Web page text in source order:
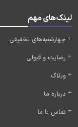
لینک‌های مهم
چهارشنبه‌های تخفیفی
رضایت و قبولی
وبلاگ
درباره ما
تماس با ما